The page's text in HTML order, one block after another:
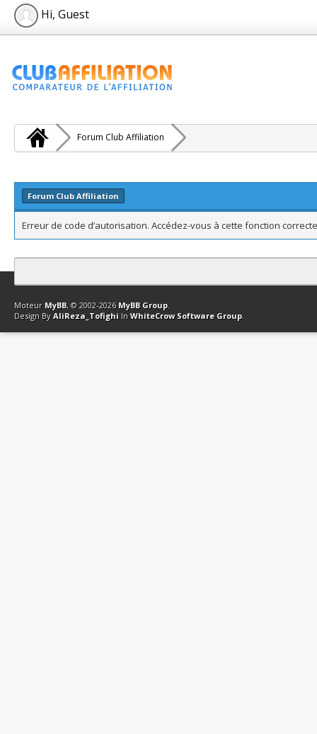
Hi, Guest
Forum Club Affiliation
Forum Club Affiliation
Erreur de code d’autorisation. Accédez-vous à cette fonction
Contact Club Affiliation Retourner en haut Version bas-débit
Moteur MyBB, © 2002-2026 MyBB Group.
Design By AliReza_Tofighi In WhiteCrow Software Group.